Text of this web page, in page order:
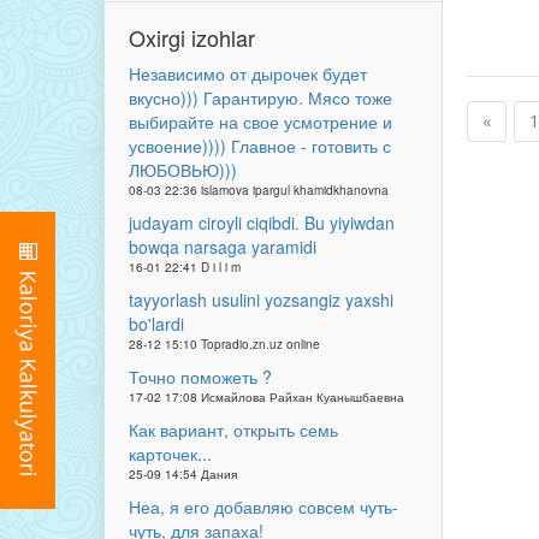
Oxirgi izohlar
Независимо от дырочек будет
вкусно))) Гарантирую. Мясо тоже
выбирайте на свое усмотрение и
усвоение)))) Главное - готовить с
ЛЮБОВЬЮ)))
08-03 22:36 islamova ipargul khamidkhanovna
judayam ciroyli ciqibdi. Bu yiyiwdan
bowqa narsaga yaramidi
16-01 22:41 D i l i m
tayyorlash usulini yozsangiz yaxshi
bo'lardi
28-12 15:10 Topradio.zn.uz online
Точно поможеть ?
17-02 17:08 Исмайлова Райхан Куанышбаевна
Как вариант, открыть семь
карточек...
25-09 14:54 Дания
Неа, я его добавляю совсем чуть-
чуть, для запаха!
« 1